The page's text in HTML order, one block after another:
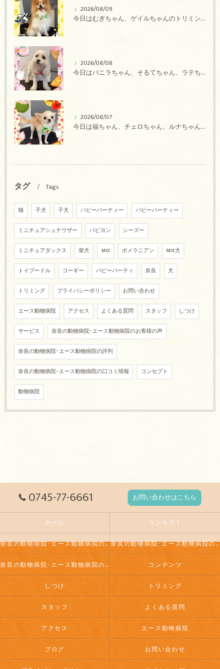
2026/08/09
今日はむぎちゃん、ゲイルちゃんのトリミングの紹介です【奈良のエース動物病院】
2026/08/08
今日はバニラちゃん、そるてちゃん、ラテちゃん、バニラちゃん、チョコちゃん、ベリーちゃん、メロンちゃん、もこちゃんのトリミングの紹介です【奈良のエース動物病院】
2026/08/07
今日は福ちゃん、チェロちゃん、ルナちゃん、Royちゃん、アネラちゃん、ポコちゃんのトリミングの紹介です【奈良のエース動物病院】
タグ Tags
猫 子犬 子犬 パピーパーティー パピーパーティー
ミニチュアシュナウザー パピヨン シーズー
ミニチュアダックス 柴犬 MIX ポメラニアン MIX犬
トイプードル コーギー パピーパーティ 奈良 犬
トリミング プライバシーポリシー お問い合わせ
エース動物病院 アクセス よくある質問 スタッフ しつけ
サービス 奈良の動物病院･エース動物病院のお客様の声
奈良の動物病院･エース動物病院の評判
奈良の動物病院･エース動物病院の口コミ情報 コンセプト
動物病院
0745-77-6661 お問い合わせはこちら
ホーム コンセプト
奈良の動物病院･エース動物病院の口コミ情報 奈良の動物病院･エース動物病院の評判
奈良の動物病院･エース動物病院のお客様の声 コンテンツ
しつけ トリミング
スタッフ よくある質問
アクセス エース動物病院
ブログ お問い合わせ